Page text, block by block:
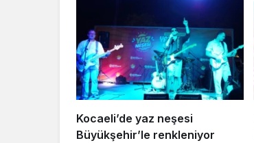
Kocaeli’de yaz neşesi
Büyükşehir’le renkleniyor